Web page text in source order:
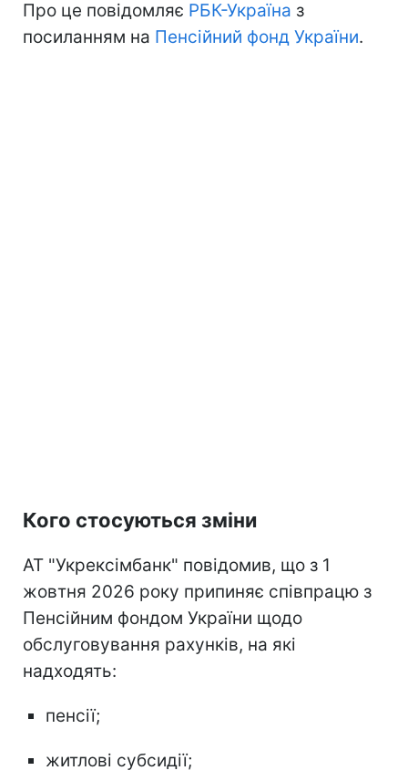
Про це повідомляє РБК-Україна з
посиланням на Пенсійний фонд України.
Кого стосуються зміни
АТ "Укрексімбанк" повідомив, що з 1
жовтня 2026 року припиняє співпрацю з
Пенсійним фондом України щодо
обслуговування рахунків, на які
надходять:
пенсії;
житлові субсидії;